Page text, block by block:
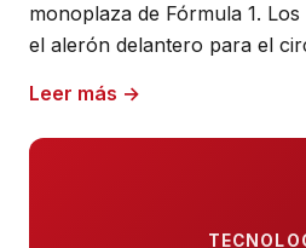
monoplaza de Fórmula 1.
el alerón delantero para el
Leer más →